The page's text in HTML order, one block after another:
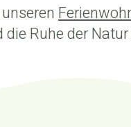
Ruhe der